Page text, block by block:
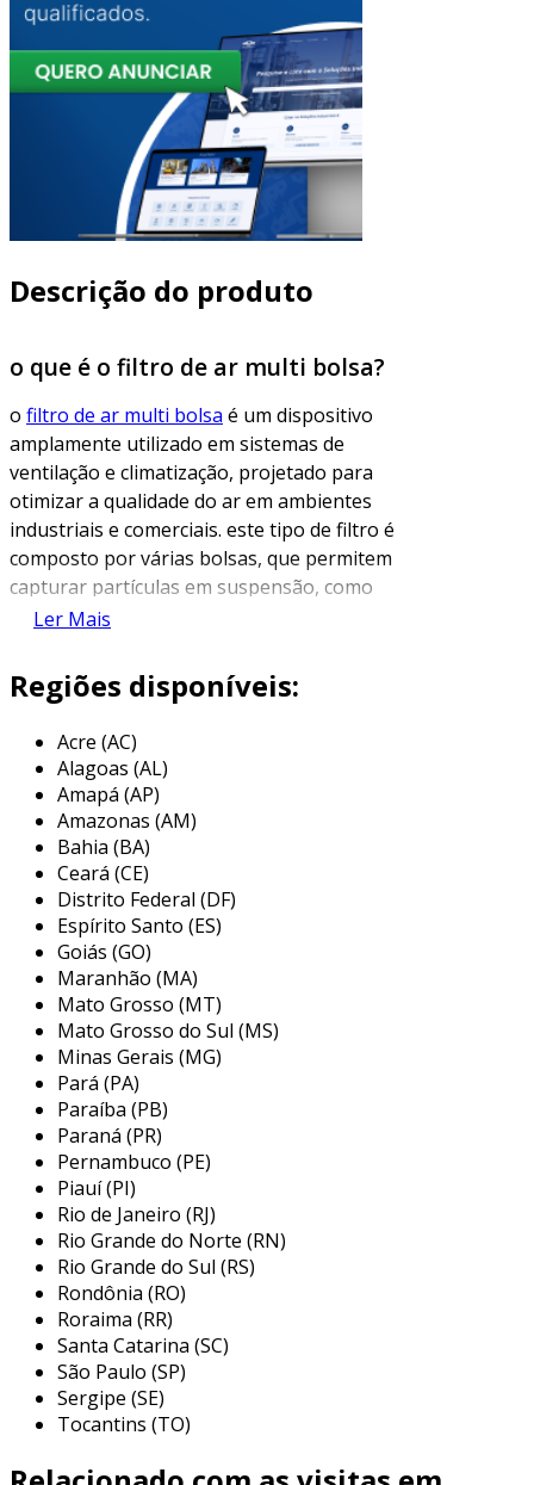
Descrição do produto
o que é o filtro de ar multi bolsa?
o filtro de ar multi bolsa é um dispositivo
amplamente utilizado em sistemas de
ventilação e climatização, projetado para
otimizar a qualidade do ar em ambientes
industriais e comerciais. este tipo de filtro é
composto por várias bolsas, que permitem
capturar partículas em suspensão, como
poeira, poluentes e alérgenos, garantindo que
ocupantes.
especiais, como fibras sintéticas ou naturais,
que favorecem a retenção de impurezas sem
comprometer o fluxo de ar. a estrutura em
múltiplas bolsas proporciona uma alta
capacidade de retenção, fazendo com que esses
filtros tenham uma vida útil mais longa e uma
eficiência superior em comparação aos filtros
convencionais de painel.
principais aplicações do filtro de ar
multi bolsa
os filtros de ar multi bolsa são utilizados em
uma variedade de aplicações, sendo essenciais
para a manutenção de um ambiente saudável e
limpo. eles são amplamente aplicados em
sistemas de hvac (aquecimento, ventilação e ar
condicionado), indústrias farmacêuticas,
hospitais e laboratórios. as principais
aplicações incluem:
sistemas de climatização:
prédios comerciais e residenciais para
garantir a qualidade do ar interno,
promovendo um ambiente mais saudável.
processos industriais onde a presença de
Ler Mais
Regiões disponíveis:
Acre (AC)
Alagoas (AL)
Amapá (AP)
Amazonas (AM)
Bahia (BA)
Ceará (CE)
Distrito Federal (DF)
Espírito Santo (ES)
Goiás (GO)
Maranhão (MA)
Mato Grosso (MT)
Mato Grosso do Sul (MS)
Minas Gerais (MG)
Pará (PA)
Paraíba (PB)
Paraná (PR)
Pernambuco (PE)
Piauí (PI)
Rio de Janeiro (RJ)
Rio Grande do Norte (RN)
Rio Grande do Sul (RS)
Rondônia (RO)
Roraima (RR)
Santa Catarina (SC)
São Paulo (SP)
Sergipe (SE)
Tocantins (TO)